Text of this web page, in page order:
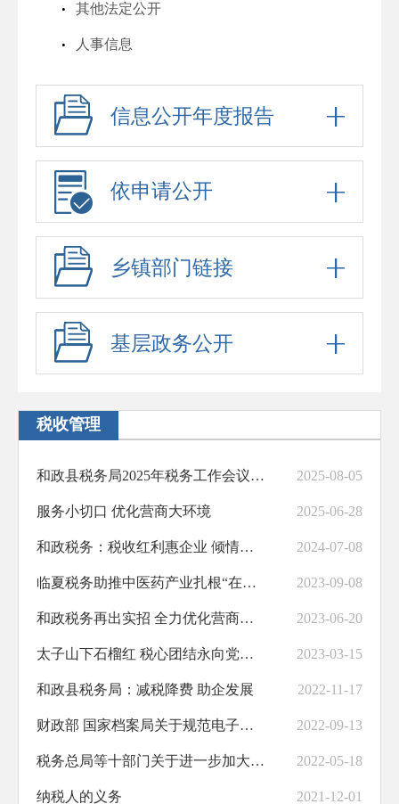
其他法定公开
人事信息
行政处罚
六稳六保
行政事业性收费
政府采购
招考信息
脱贫攻坚与乡村振兴
防范化解重大风险
助企纾困
职业培训
义务教育
饮水安全
交通运输
基层政务公开标准化规范化
信息公开年度报告
依申请公开
乡镇部门链接
基层政务公开
税收管理
和政县税务局2025年税务工作会议召开 2025-08-05
服务小切口 优化营商大环境 2025-06-28
和政税务：税收红利惠企业 倾情服务促发展 2024-07-08
临夏税务助推中医药产业扎根“在河之州” 2023-09-08
和政税务再出实招 全力优化营商环境 2023-06-20
太子山下石榴红 税心团结永向党——临夏州和政县税务局创建全国民族团结进步示范机关综述 2023-03-15
和政县税务局：减税降费 助企发展 2022-11-17
财政部 国家档案局关于规范电子会计凭证报销入账归档的通知 2022-09-13
税务总局等十部门关于进一步加大出口退税支持力度 促进外贸平稳发展的通知 2022-05-18
纳税人的义务 2021-12-01